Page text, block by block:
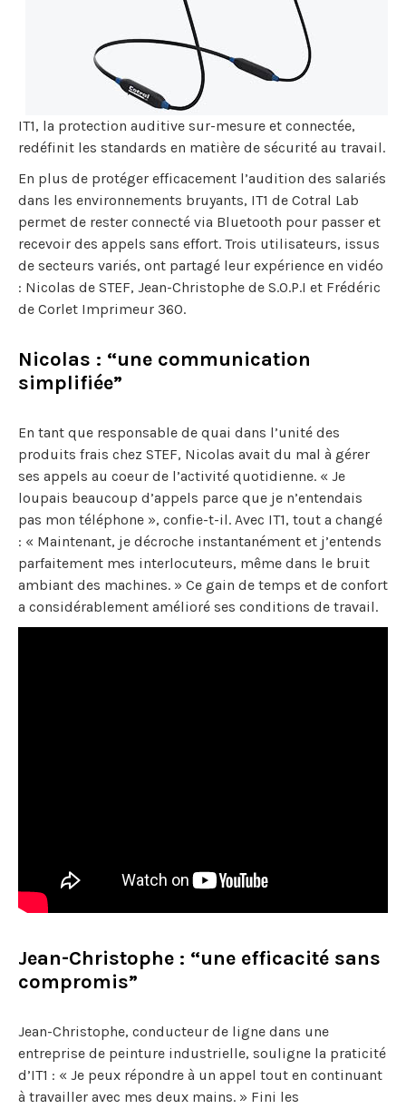
IT1, la protection auditive sur-mesure et connectée,
redéfinit les standards en matière de sécurité au travail.
En plus de protéger efficacement l’audition des salariés
dans les environnements bruyants, IT1 de Cotral Lab
permet de rester connecté via Bluetooth pour passer et
recevoir des appels sans effort. Trois utilisateurs, issus
de secteurs variés, ont partagé leur expérience en vidéo
: Nicolas de STEF, Jean-Christophe de S.O.P.I et Frédéric
de Corlet Imprimeur 360.
Nicolas : “une communication
simplifiée”
En tant que responsable de quai dans l’unité des
produits frais chez STEF, Nicolas avait du mal à gérer
ses appels au coeur de l’activité quotidienne. « Je
loupais beaucoup d’appels parce que je n’entendais
pas mon téléphone », confie-t-il. Avec IT1, tout a changé
: « Maintenant, je décroche instantanément et j’entends
parfaitement mes interlocuteurs, même dans le bruit
ambiant des machines. » Ce gain de temps et de confort
a considérablement amélioré ses conditions de travail.
Jean-Christophe : “une efficacité sans
compromis”
Jean-Christophe, conducteur de ligne dans une
entreprise de peinture industrielle, souligne la praticité
d’IT1 : « Je peux répondre à un appel tout en continuant
à travailler avec mes deux mains. » Fini les